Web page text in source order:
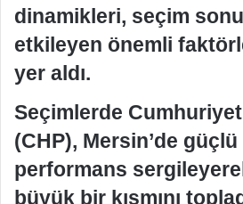
dinamikleri, seçim
etkileyen önemli
yer aldı.
Seçimlerde
(CHP), Mersin’de
performans
büyük bir kısmını